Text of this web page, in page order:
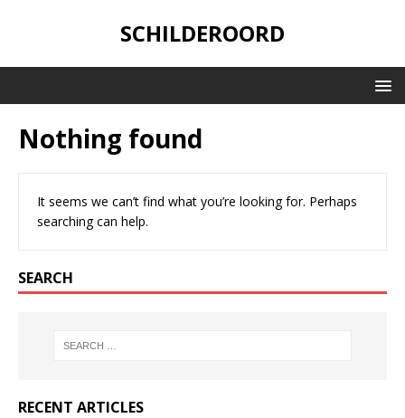
SCHILDEROORD
Nothing found
It seems we can’t find what you’re looking for. Perhaps
searching can help.
SEARCH
RECENT ARTICLES